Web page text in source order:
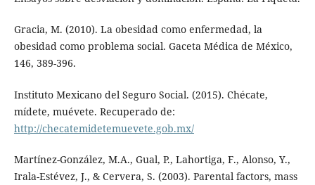
Gracia, M. (2010). La obesidad como enfermedad, la
obesidad como problema social. Gaceta Médica de México,
146, 389-396.
Instituto Mexicano del Seguro Social. (2015). Chécate,
mídete, muévete. Recuperado de:
http://checatemidetemuevete.gob.mx/
Martínez-González, M.A., Gual, P., Lahortiga, F., Alonso, Y.,
Irala-Estévez, J., & Cervera, S. (2003). Parental factors, mass